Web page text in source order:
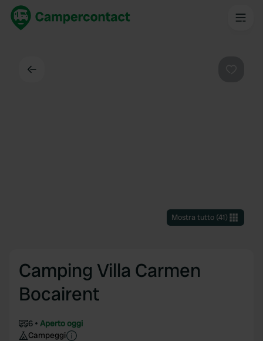
Mostra tutto(41)
Camping Villa Carmen
Bocairent
6
Aperto oggi
Campeggi